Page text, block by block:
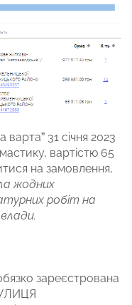
31 січня 2023
вартістю 65
на замовлення,
жодних
робіт на
зареєстрована